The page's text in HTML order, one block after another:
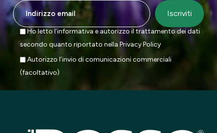
Ho letto l’informativa e autorizzo il trattamento dei dati
secondo quanto riportato nella Privacy Policy
Autorizzo l’invio di comunicazioni commerciali
(facoltativo)